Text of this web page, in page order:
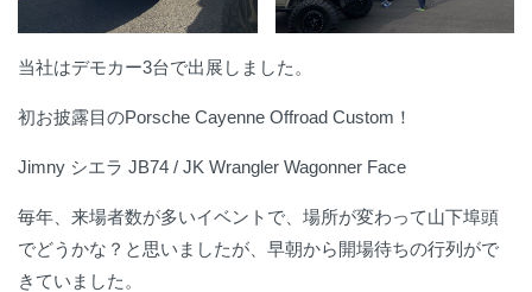
当社はデモカー3台で出展しました。
初お披露目のPorsche Cayenne Offroad Custom！
Jimny シエラ JB74 / JK Wrangler Wagonner Face
毎年、来場者数が多いイベントで、場所が変わって山下埠頭
でどうかな？と思いましたが、早朝から開場待ちの行列がで
きていました。